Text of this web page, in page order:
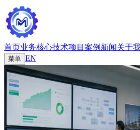
首页业务核心技术项目案例 新闻关于
菜单 EN
返回案例
03/ 项目案例
辅助数字转型